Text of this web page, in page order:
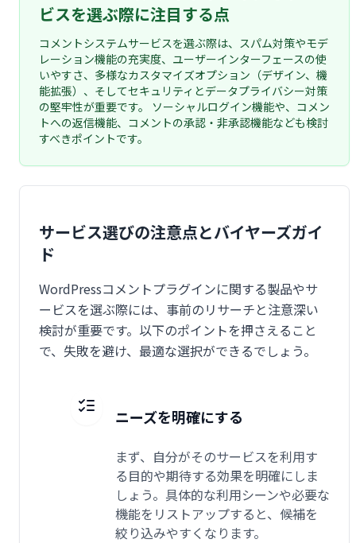
ビスを選ぶ際に注目する点
コメントシステムサービスを選ぶ際は、スパム対策やモデ
レーション機能の充実度、ユーザーインターフェースの使
いやすさ、多様なカスタマイズオプション（デザイン、機
能拡張）、そしてセキュリティとデータプライバシー対策
の堅牢性が重要です。 ソーシャルログイン機能や、コメン
トへの返信機能、コメントの承認・非承認機能なども検討
すべきポイントです。
サービス選びの注意点とバイヤーズガイ
ド
WordPressコメントプラグインに関する製品やサ
ービスを選ぶ際には、事前のリサーチと注意深い
検討が重要です。以下のポイントを押さえること
で、失敗を避け、最適な選択ができるでしょう。
ニーズを明確にする
まず、自分がそのサービスを利用す
る目的や期待する効果を明確にしま
しょう。具体的な利用シーンや必要な
機能をリストアップすると、候補を
絞り込みやすくなります。